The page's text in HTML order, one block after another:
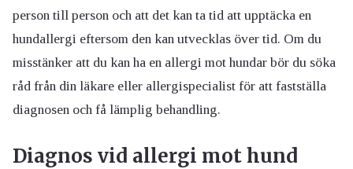
person till person och att det kan ta tid att upptäcka en
hundallergi eftersom den kan utvecklas över tid. Om du
misstänker att du kan ha en allergi mot hundar bör du söka
råd från din läkare eller allergispecialist för att fastställa
diagnosen och få lämplig behandling.
Diagnos vid allergi mot hund